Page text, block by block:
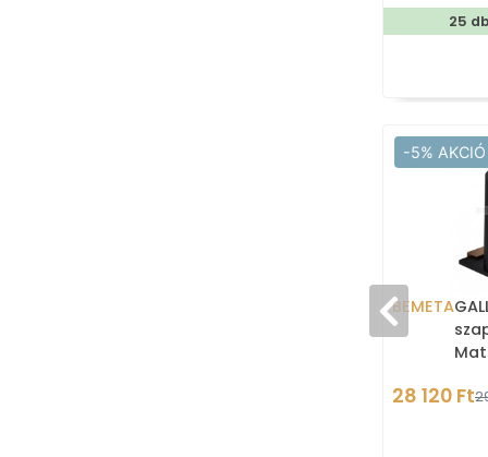
25
-5% AKCIÓ
BEMETA
28 120 Ft